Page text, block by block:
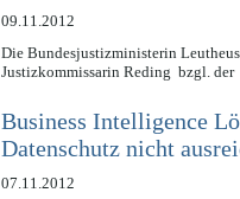
09.11.2012
Die Bundesjustizministerin
Justizkommissarin Reding bzgl. der
Business Intelligence
Datenschutz nicht
07.11.2012